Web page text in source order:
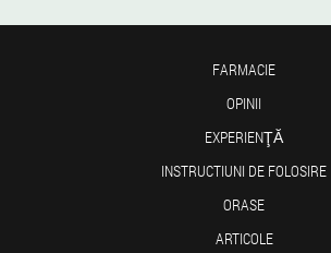
FARMACIE
OPINII
EXPERIENŢĂ
INSTRUCTIUNI DE FOLOSIRE
ORASE
ARTICOLE